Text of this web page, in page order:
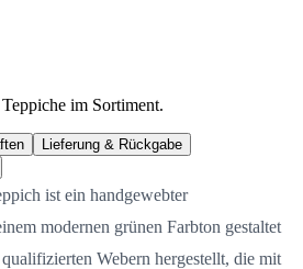
im Sortiment.
Lieferung & Rückgabe
ist ein handgewebter
modernen grünen Farbton gestaltet
Webern hergestellt, die mit